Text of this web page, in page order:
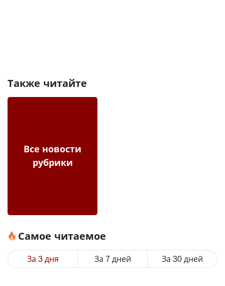
Также читайте
Все новости
рубрики
Самое читаемое
За 3 дня За 7 дней За 30 дней